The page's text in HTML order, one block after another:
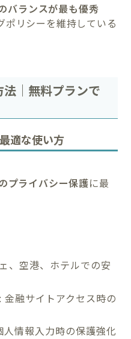
バランスが最も優秀
ポリシーを維持している
｜無料プランで
適な使い方
プライバシー保護に最
、空港、ホテルでの安
: 金融サイトアクセス時の
人情報入力時の保護強化